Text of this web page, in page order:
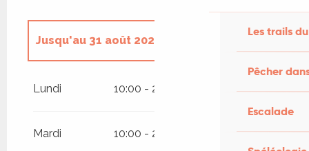
Les trails
Pêcher
Escalade
Jusqu'au 31 août 2026
Lundi 10:00 - 20:00
Mardi 10:00 - 20:00